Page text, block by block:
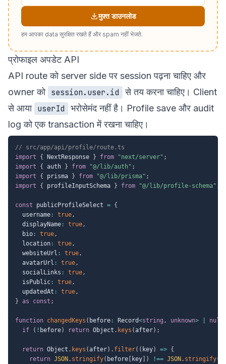
मुफ़्त डाउनलोड
हम आपका data सुरक्षित रखते हैं और spam नहीं भेजते.
प्रोफाइल अपडेट API
API route को server side पर session पढ़ना चाहिए और
owner को session.user.id से तय करना चाहिए। Client
से आया userId
भरोसेमंद नहीं है। Profile save और audit
log को एक transaction में रखना चाहिए।
// src/app/api/profile/route.ts
import
{ NextResponse } from "next/server" ;
import
{ auth } from "@/lib/auth" ;
import
{ prisma } from "@/lib/prisma" ;
import
{ profileInputSchema } from "@/lib/profile-schema" ;
const publicProfileSelect = {
  username
: true,
  displayName
: true,
  bio
: true,
  location
: true,
  websiteUrl
: true,
  avatarUrl
: true,
  socialLinks
: true,
  isPublic
: true,
  updatedAt
: true,
}
as const ;
function changedKeys ( before : Record<string , unknown> null
if
( ! before) return Object . keys (after) ;
return Object . keys (after) . filter( ( key) => {
return JSON . stringify( before key ) !== JSON . stringify(